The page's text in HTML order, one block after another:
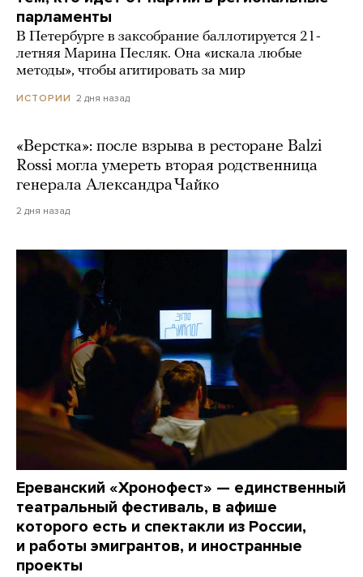
парламенты
В Петербурге в заксобрание баллотируется 21-
летняя Марина Песляк. Она «искала любые
методы», чтобы агитировать за мир
ИСТОРИИ 2 дня назад
«Верстка»: после взрыва в ресторане Balzi
Rossi могла умереть вторая родственница
генерала Александра Чайко
2 дня назад
Ереванский «Хронофест» — единственный
театральный фестиваль, в афише
которого есть и спектакли из России,
и работы эмигрантов, и иностранные
проекты